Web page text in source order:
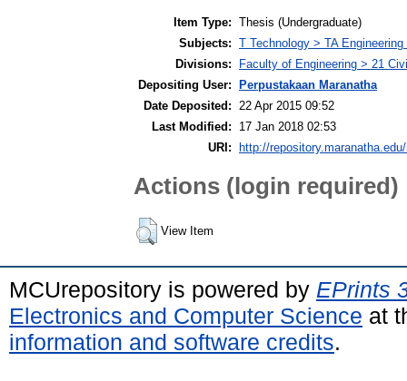
Item Type: Thesis (Undergraduate)
Subjects: T Technology > TA
Divisions:
Faculty of Engineering > 21
Depositing User:
Perpustakaan Maranatha
Date Deposited:
22 Apr 2015 09:52
Last Modified:
17 Jan 2018 02:53
URI:
http://
Actions (login required)
View Item
MCUrepository is powered by EPrints
Electronics and Computer Science at
information and software credits.